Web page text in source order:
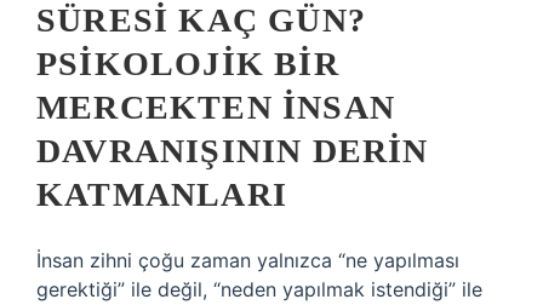
SÜRESI KAÇ GÜN?
PSIKOLOJIK BIR
MERCEKTEN İNSAN
DAVRANIŞININ DERIN
KATMANLARI
İnsan zihni çoğu zaman yalnızca “ne yapılması
gerektiği” ile değil, “neden yapılmak istendiği” ile